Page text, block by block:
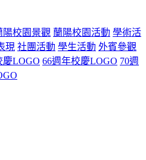
陽校園景觀 蘭陽校園活動 學術活
現 社團活動 學生活動 外賓參觀
慶LOGO 66週年校慶LOGO 70週